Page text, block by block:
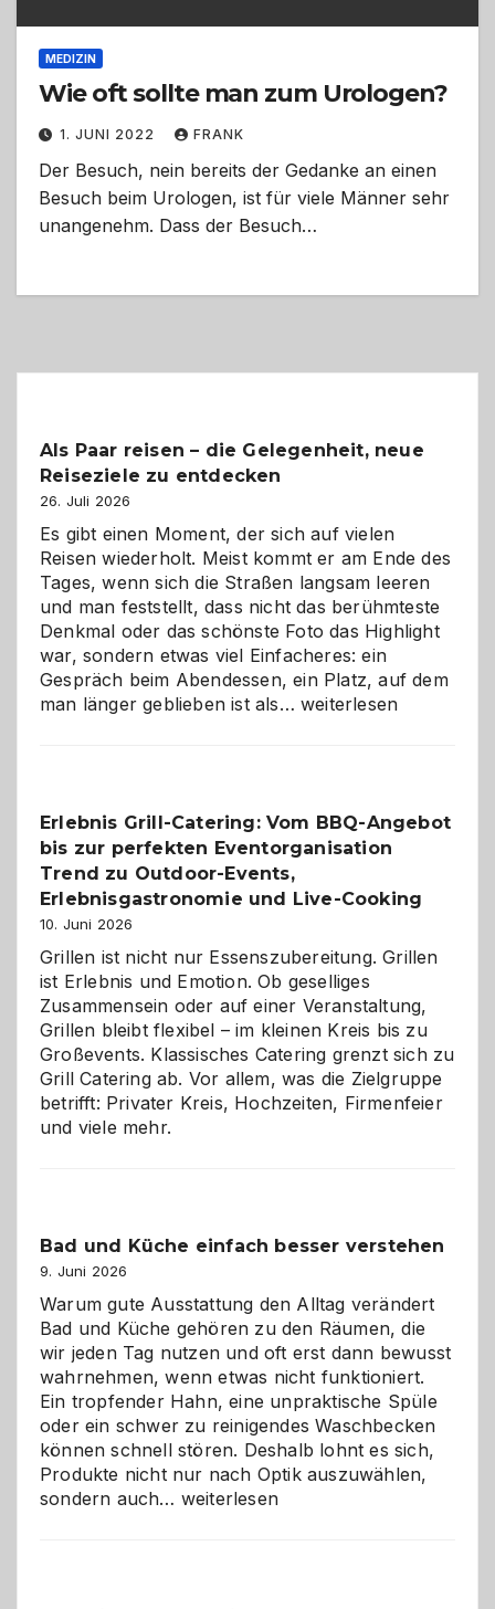
MEDIZIN
Wie oft sollte man zum Urologen?
1. JUNI 2022 FRANK
Der Besuch, nein bereits der Gedanke an einen
Besuch beim Urologen, ist für viele Männer sehr
unangenehm. Dass der Besuch…
Als Paar reisen – die Gelegenheit, neue
Reiseziele zu entdecken
26. Juli 2026
Es gibt einen Moment, der sich auf vielen
Reisen wiederholt. Meist kommt er am Ende des
Tages, wenn sich die Straßen langsam leeren
und man feststellt, dass nicht das berühmteste
Denkmal oder das schönste Foto das Highlight
war, sondern etwas viel Einfacheres: ein
Gespräch beim Abendessen, ein Platz, auf dem
man länger geblieben ist als… Als
Gelegenheit,
neue
zu
weiterlesen
Erlebnis Grill-Catering: Vom BBQ-Angebot
bis zur perfekten Eventorganisation
Trend zu Outdoor-Events,
Erlebnisgastronomie und Live-Cooking
10. Juni 2026
Grillen ist nicht nur Essenszubereitung. Grillen
ist Erlebnis und Emotion. Ob geselliges
Zusammensein oder auf einer Veranstaltung,
Grillen bleibt flexibel – im kleinen Kreis bis zu
Großevents. Klassisches Catering grenzt sich zu
Grill Catering ab. Vor allem, was die Zielgruppe
betrifft: Privater Kreis, Hochzeiten, Firmenfeier
und viele mehr.
Bad und Küche einfach besser verstehen
9. Juni 2026
Warum gute Ausstattung den Alltag verändert
Bad und Küche gehören zu den Räumen, die
wir jeden Tag nutzen und oft erst dann bewusst
wahrnehmen, wenn etwas nicht funktioniert.
Ein tropfender Hahn, eine unpraktische Spüle
oder ein schwer zu reinigendes Waschbecken
können schnell stören. Deshalb lohnt es sich,
Produkte nicht nur nach Optik auszuwählen,
sondern auch… Bad
weiterlesen